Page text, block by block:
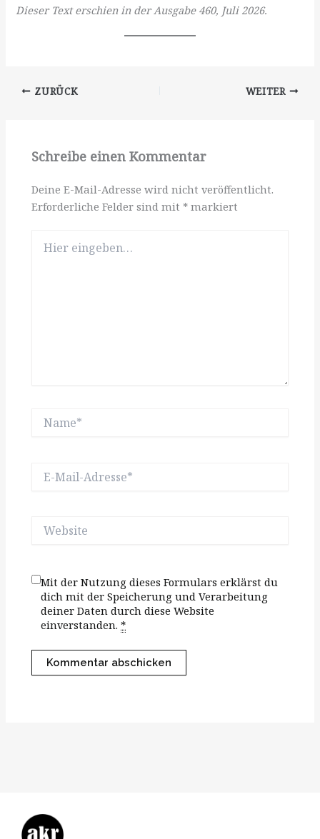
Dieser Text erschien in der Ausgabe 460, Juli 2026.
ZURÜCK WEITER
Schreibe einen Kommentar
Deine E-Mail-Adresse wird nicht veröffentlicht.
Erforderliche Felder sind mit * markiert
eingeben…
Mail-
Website
Mit der Nutzung dieses Formulars erklärst du
dich mit der Speicherung und Verarbeitung
deiner Daten durch diese Website
einverstanden.*